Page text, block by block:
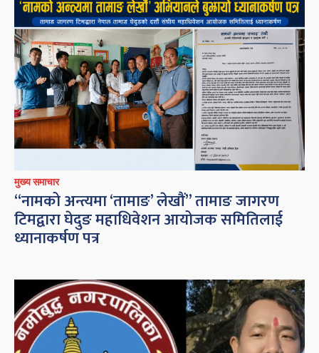
मुख्य समाचार
“नामको अन्त्यमा ‘तामाङ’ लेखौं” तामाङ जागरण
टिमद्वारा घेदुङ महाधिवेशन आयोजक समितिलाई
ध्यानाकर्षण पत्र